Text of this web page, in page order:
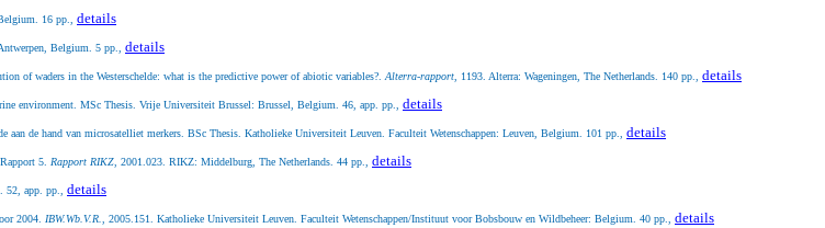
16 pp., details
Belgium. 5 pp., details
of waders in the Westerschelde: what is the predictive power of abiotic variables?.Alterra-rapport, 1193. Alterra: Wageningen, The Netherlands. 140 pp., details
environment. MSc Thesis. Vrije Universiteit Brussel: Brussel, Belgium. 46, app. pp., details
aan de hand van microsatelliet merkers. BSc Thesis. Katholieke Universiteit Leuven. Faculteit Wetenschappen: Leuven, Belgium. 101 pp., details
5. Rapport RIKZ, 2001.023. RIKZ: Middelburg, The Netherlands. 44 pp., details
52, app. pp., details
2004. IBW.Wb.V.R., 2005.151. Katholieke Universiteit Leuven. Faculteit Wetenschappen/Instituut voor Bobsbouw en Wildbeheer: Belgium. 40 pp., details